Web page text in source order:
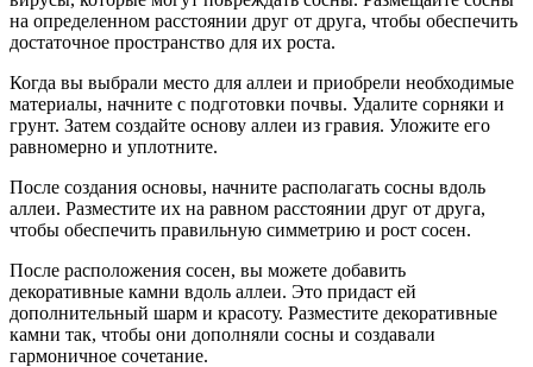
на определенном расстоянии друг от друга, чтобы обеспечить
достаточное пространство для их роста.
Когда вы выбрали место для аллеи и приобрели необходимые
материалы, начните с подготовки почвы. Удалите сорняки и
грунт. Затем создайте основу аллеи из гравия. Уложите его
равномерно и уплотните.
После создания основы, начните располагать сосны вдоль
аллеи. Разместите их на равном расстоянии друг от друга,
чтобы обеспечить правильную симметрию и рост сосен.
После расположения сосен, вы можете добавить
декоративные камни вдоль аллеи. Это придаст ей
дополнительный шарм и красоту. Разместите декоративные
камни так, чтобы они дополняли сосны и создавали
гармоничное сочетание.